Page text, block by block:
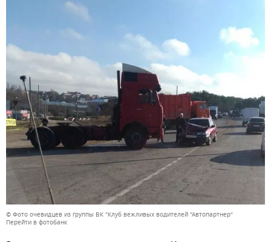
© Фото очевидцев из группы ВК "Клуб вежливых водителей "Автопартнер"
Перейти в фотобанк